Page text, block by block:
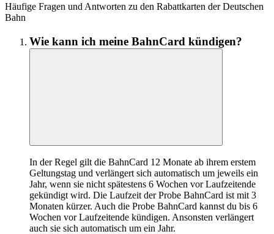
Häufige Fragen und Antworten zu den Rabattkarten der Deutschen
Bahn
Wie kann ich meine BahnCard kündigen?
In der Regel gilt die BahnCard 12 Monate ab ihrem erstem
Geltungstag und verlängert sich automatisch um jeweils ein
Jahr, wenn sie nicht spätestens 6 Wochen vor Laufzeitende
gekündigt wird. Die Laufzeit der Probe BahnCard ist mit 3
Monaten kürzer. Auch die Probe BahnCard kannst du bis 6
Wochen vor Laufzeitende kündigen. Ansonsten verlängert
auch sie sich automatisch um ein Jahr.